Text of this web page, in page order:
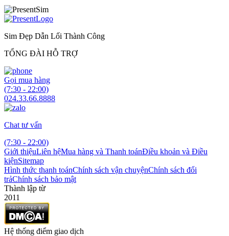
Sim Đẹp Dẫn Lối Thành Công
TỔNG ĐÀI HỖ TRỢ
Gọi mua hàng
(7:30 - 22:00)
024.33.66.8888
Chat tư vấn
(7:30 - 22:00)
Giới thiệuLiên hệMua hàng và Thanh toánĐiều khoản và Điều
kiệnSitemap
Hình thức thanh toánChính sách vận chuyệnChính sách đổi
trảChính sách bảo mật
Thành lập từ
2011
Hệ thống điểm giao dịch